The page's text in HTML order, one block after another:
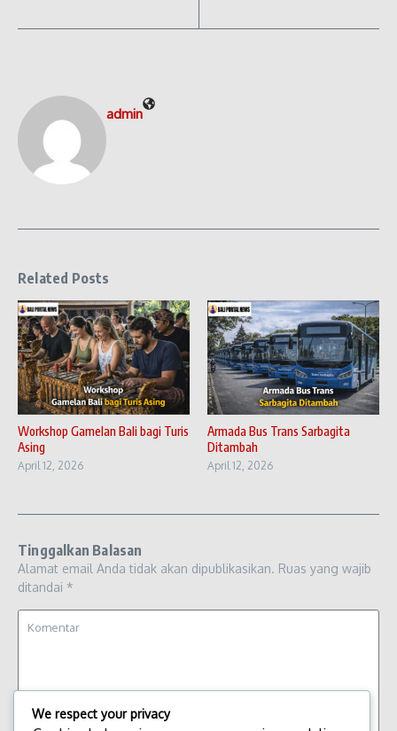
admin
Related Posts
Workshop Gamelan Bali bagi Turis
Asing
April 12, 2026
Armada Bus Trans Sarbagita
Ditambah
April 12, 2026
Tinggalkan Balasan
Alamat email Anda tidak akan dipublikasikan. Ruas yang wajib
ditandai *
We respect your privacy